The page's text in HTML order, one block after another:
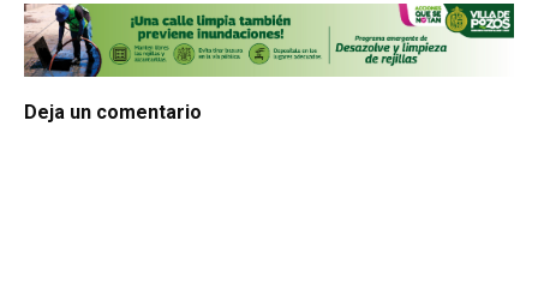
Deja un comentario